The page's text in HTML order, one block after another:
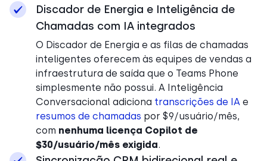
Discador de Energia e Inteligência de
Chamadas com IA integrados
O Discador de Energia e as filas de chamadas
inteligentes oferecem às equipes de vendas a
infraestrutura de saída que o Teams Phone
simplesmente não possui. A Inteligência
Conversacional adiciona transcrições de IA e
resumos de chamadas por $9/usuário/mês,
com nenhuma licença Copilot de
$30/usuário/mês exigida.